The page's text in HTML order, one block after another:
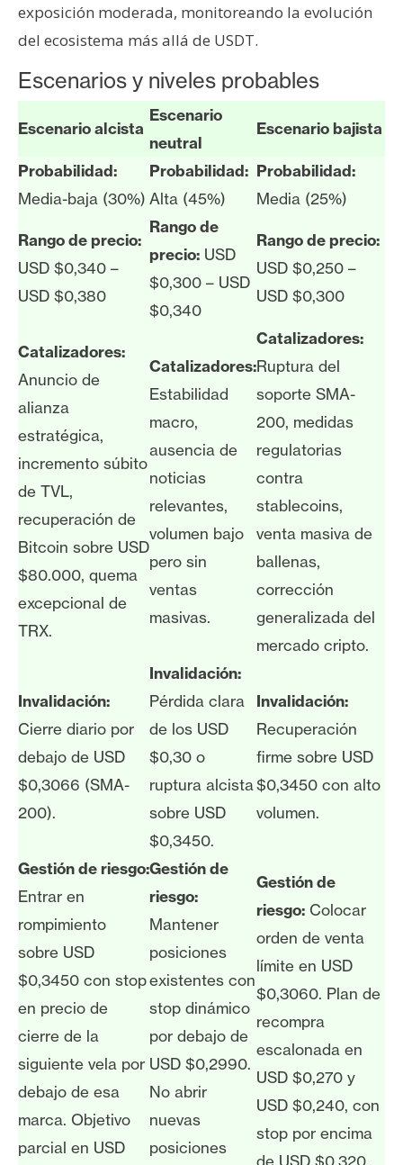
exposición moderada, monitoreando la evolución
del ecosistema más allá de USDT.
Escenarios y niveles probables
Escenario alcista
Escenario
neutral
Escenario bajista
Probabilidad:
Media-baja (30%)
Probabilidad:
Alta (45%)
Probabilidad:
Media (25%)
Rango de precio:
USD $0,340 –
USD $0,380
Rango de
precio: USD
$0,300 – USD
$0,340
Rango de precio:
USD $0,250 –
USD $0,300
Catalizadores:
Anuncio de
alianza
estratégica,
incremento súbito
de TVL,
recuperación de
Bitcoin sobre USD
$80.000, quema
excepcional de
TRX.
Catalizadores:
Estabilidad
macro,
ausencia de
noticias
relevantes,
volumen bajo
pero sin
ventas
masivas.
Catalizadores:
Ruptura del
soporte SMA-
200, medidas
regulatorias
contra
stablecoins,
venta masiva de
ballenas,
corrección
generalizada del
mercado cripto.
Invalidación:
Cierre diario por
debajo de USD
$0,3066 (SMA-
200).
Invalidación:
Pérdida clara
de los USD
$0,30 o
ruptura alcista
sobre USD
$0,3450.
Invalidación:
Recuperación
firme sobre USD
$0,3450 con alto
volumen.
Gestión de riesgo:
Entrar en
rompimiento
sobre USD
$0,3450 con stop
en precio de
cierre de la
siguiente vela por
debajo de esa
marca. Objetivo
parcial en USD
Gestión de
riesgo:
Mantener
posiciones
existentes con
stop dinámico
por debajo de
USD $0,2990.
No abrir
nuevas
posiciones
Gestión de
riesgo: Colocar
orden de venta
límite en USD
$0,3060. Plan de
recompra
escalonada en
USD $0,270 y
USD $0,240, con
stop por encima
de USD $0,320.